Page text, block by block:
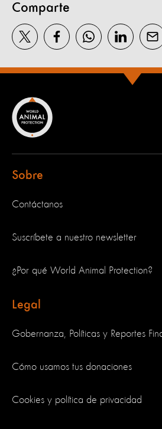
Comparte
Sobre
Contáctanos
Suscríbete a nuestro newsletter
¿Por qué World Animal Protection?
Legal
Gobernanza, Políticas y Reportes
Cómo usamos tus donaciones
Cookies y política de privacidad